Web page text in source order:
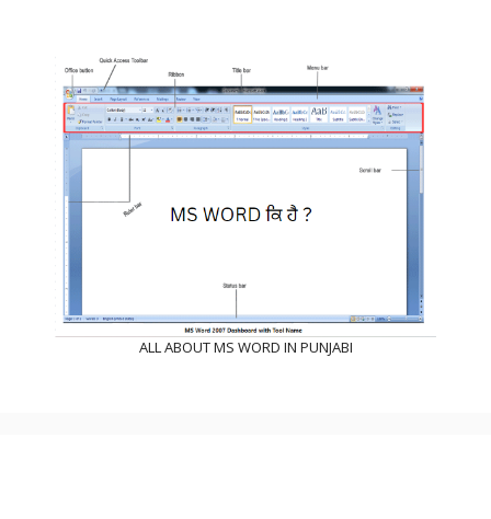
ALL ABOUT MS WORD IN PUNJABI